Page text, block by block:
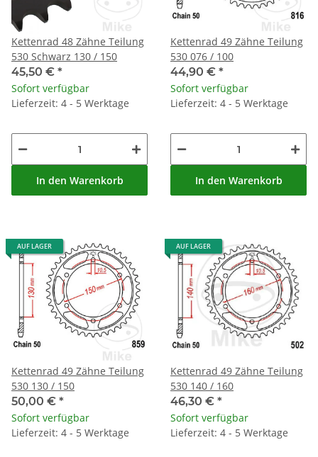
Kettenrad 48 Zähne Teilung
530 Schwarz 130 / 150
45,50 € *
Sofort verfügbar
Lieferzeit: 4 - 5 Werktage
In den Warenkorb
Kettenrad 49 Zähne Teilung
530 076 / 100
44,90 € *
Sofort verfügbar
Lieferzeit: 4 - 5 Werktage
In den Warenkorb
AUF LAGER
Kettenrad 49 Zähne Teilung
530 130 / 150
50,00 € *
Sofort verfügbar
Lieferzeit: 4 - 5 Werktage
AUF LAGER
Kettenrad 49 Zähne Teilung
530 140 / 160
46,30 € *
Sofort verfügbar
Lieferzeit: 4 - 5 Werktage